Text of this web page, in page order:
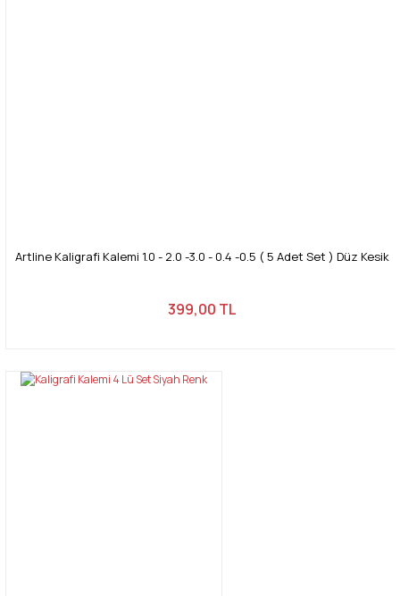
Artline Kaligrafi Kalemi 1.0 - 2.0 -3.0 - 0.4 -0.5 ( 5 Adet Set ) Düz Kesik
399,00 TL